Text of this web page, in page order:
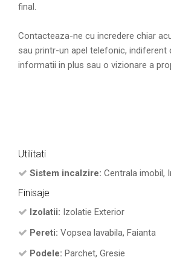
final.
Contacteaza-ne cu incredere chiar
sau printr-un apel telefonic, indiferent
informatii in plus sau o vizionare a
Utilitati
Sistem incalzire: Centrala imobil,
Finisaje
Izolatii: Izolatie Exterior
Pereti: Vopsea lavabila, Faianta
Podele: Parchet, Gresie